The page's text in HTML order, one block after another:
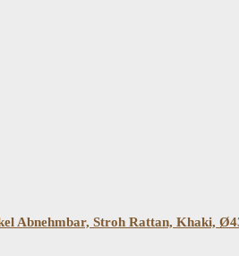
Abnehmbar, Stroh Rattan, Khaki,